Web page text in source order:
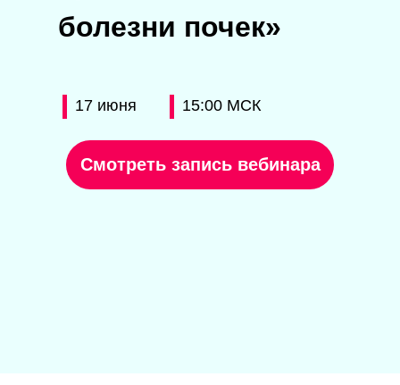
болезни почек»
Смотреть запись вебинара
17 июня 15:00 МСК